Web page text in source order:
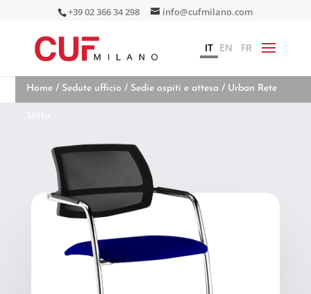
+39 02 366 34 298 info@cufmilano.com
IT EN FR
Home / Sedute ufficio / Sedie ospiti e attesa / Urban Rete